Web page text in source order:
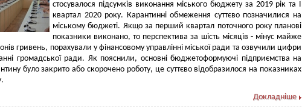
стосувалося підсумків виконання міського бюджету за 2019 рік та I
квартал 2020 року. Карантинні обмеження суттєво позначилися на
міському бюджеті. Якщо за перший квартал поточного року планові
показники виконано, то перспектива за шість місяців - мінус майже
гривень, порахували у фінансовому управлінні міської ради та озвучили цифри
громадської ради. Як пояснили, основні бюджетоформуючі підприємства на
було закрито або скорочено роботу, це суттєво відобразилося на показниках
Докладніше